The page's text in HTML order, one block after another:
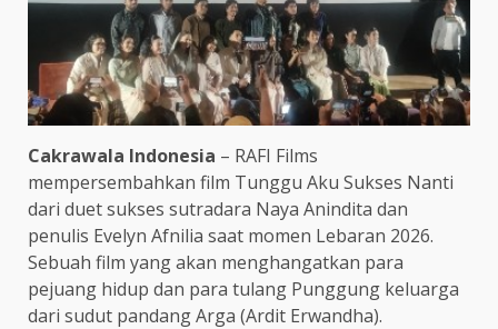
Cakrawala Indonesia – RAFI Films
mempersembahkan film Tunggu Aku Sukses Nanti
dari duet sukses sutradara Naya Anindita dan
penulis Evelyn Afnilia saat momen Lebaran 2026.
Sebuah film yang akan menghangatkan para
pejuang hidup dan para tulang Punggung keluarga
dari sudut pandang Arga (Ardit Erwandha).